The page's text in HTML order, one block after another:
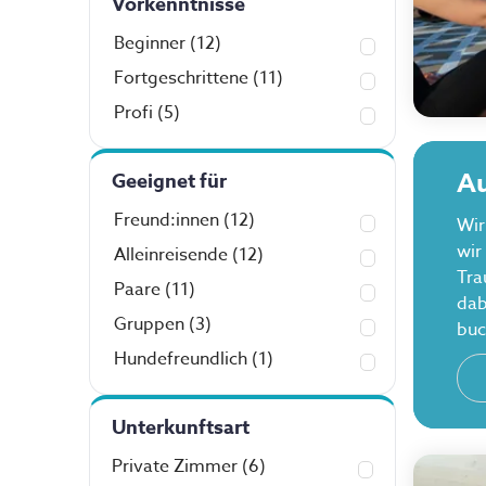
Beginner (12)
Fortgeschrittene (11)
Profi (5)
Geeignet für
Freund:innen (12)
Alleinreisende (12)
Paare (11)
Gruppen (3)
Hundefreundlich (1)
Unterkunftsart
Private Zimmer (6)
wir